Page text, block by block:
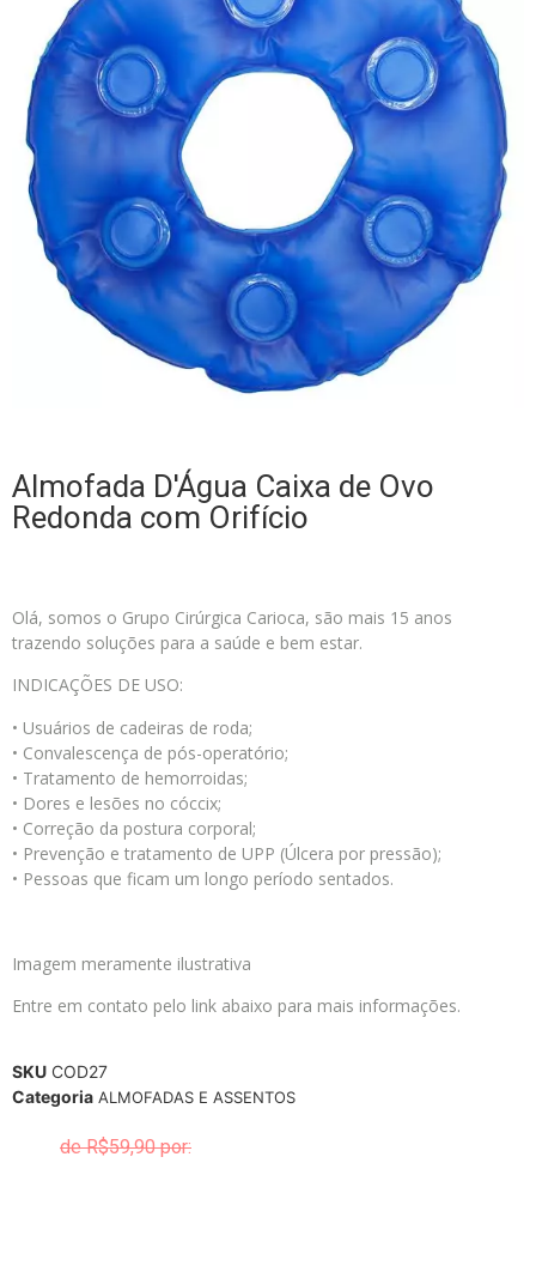
Almofada D'Água Caixa de Ovo
Redonda com Orifício
Olá, somos o Grupo Cirúrgica Carioca, são mais 15 anos
trazendo soluções para a saúde e bem estar.
INDICAÇÕES DE USO:
• Usuários de cadeiras de roda;
• Convalescença de pós-operatório;
• Tratamento de hemorroidas;
• Dores e lesões no cóccix;
• Correção da postura corporal;
• Prevenção e tratamento de UPP (Úlcera por pressão);
• Pessoas que ficam um longo período sentados.
Imagem meramente ilustrativa
Entre em contato pelo link abaixo para mais informações.
SKU COD27
Categoria ALMOFADAS E ASSENTOS
R$59,90